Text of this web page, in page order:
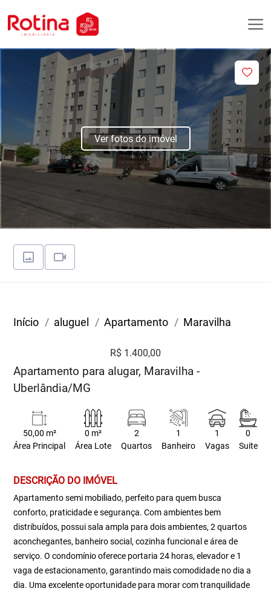
Ver fotos do imóvel
Início aluguel Apartamento Maravilha
R$ 1.400,00
Apartamento para alugar, Maravilha -
Uberlândia/MG
50,00 m²
Área Principal
0 m²
Área Lote
2
Quartos
1
Banheiro
1
Vagas
0
Suite
DESCRIÇÃO DO IMÓVEL
Apartamento semi mobiliado, perfeito para quem busca
conforto, praticidade e segurança. Com ambientes bem
distribuídos, possui sala ampla para dois ambientes, 2 quartos
aconchegantes, banheiro social, cozinha funcional e área de
serviço. O condomínio oferece portaria 24 horas, elevador e 1
vaga de estacionamento, garantindo mais comodidade no dia a
dia. Uma excelente oportunidade para morar com tranquilidade